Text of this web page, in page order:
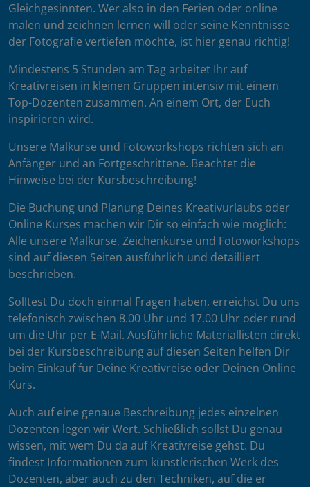
Gleichgesinnten. Wer also in den Ferien oder online
malen und zeichnen lernen will oder seine Kenntnisse
der Fotografie vertiefen möchte, ist hier genau richtig!
Mindestens 5 Stunden am Tag arbeitet Ihr auf
Kreativreisen in kleinen Gruppen intensiv mit einem
Top-Dozenten zusammen. An einem Ort, der Euch
inspirieren wird.
Unsere Malkurse und Fotoworkshops richten sich an
Anfänger und an Fortgeschrittene. Beachtet die
Hinweise bei der Kursbeschreibung!
Die Buchung und Planung Deines Kreativurlaubs oder
Online Kurses machen wir Dir so einfach wie möglich:
Alle unsere Malkurse, Zeichenkurse und Fotoworkshops
sind auf diesen Seiten ausführlich und detailliert
beschrieben.
Solltest Du doch einmal Fragen haben, erreichst Du uns
telefonisch zwischen 8.00 Uhr und 17.00 Uhr oder rund
um die Uhr per E-Mail. Ausführliche Materiallisten direkt
bei der Kursbeschreibung auf diesen Seiten helfen Dir
beim Einkauf für Deine Kreativreise oder Deinen Online
Kurs.
Auch auf eine genaue Beschreibung jedes einzelnen
Dozenten legen wir Wert. Schließlich sollst Du genau
wissen, mit wem Du da auf Kreativreise gehst. Du
findest Informationen zum künstlerischen Werk des
Dozenten, aber auch zu den Techniken, auf die er